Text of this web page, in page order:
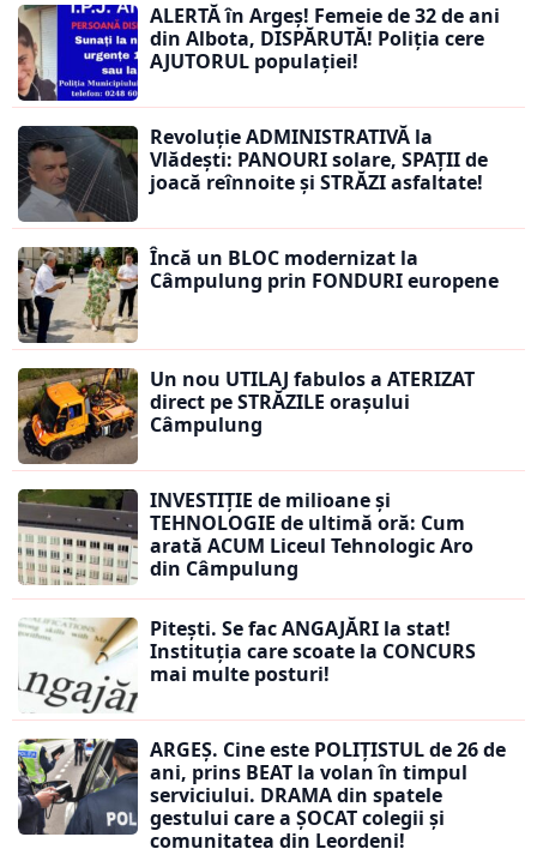
ALERTĂ în Argeș! Femeie de 32 de ani
din Albota, DISPĂRUTĂ! Poliția cere
AJUTORUL populației!
Revoluție ADMINISTRATIVĂ la
Vlădești: PANOURI solare, SPAȚII de
joacă reînnoite și STRĂZI asfaltate!
Încă un BLOC modernizat la
Câmpulung prin FONDURI europene
Un nou UTILAJ fabulos a ATERIZAT
direct pe STRĂZILE orașului
Câmpulung
INVESTIȚIE de milioane și
TEHNOLOGIE de ultimă oră: Cum
arată ACUM Liceul Tehnologic Aro
din Câmpulung
Pitești. Se fac ANGAJĂRI la stat!
Instituția care scoate la CONCURS
mai multe posturi!
ARGEȘ. Cine este POLIȚISTUL de 26 de
ani, prins BEAT la volan în timpul
serviciului. DRAMA din spatele
gestului care a ȘOCAT colegii și
comunitatea din Leordeni!